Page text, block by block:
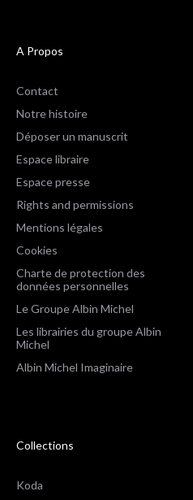
A Propos
Contact
Notre histoire
Déposer un manuscrit
Espace libraire
Espace presse
Rights and permissions
Mentions légales
Cookies
Charte de protection des
données personnelles
Le Groupe Albin Michel
Les librairies du groupe Albin
Michel
Albin Michel Imaginaire
Collections
Koda